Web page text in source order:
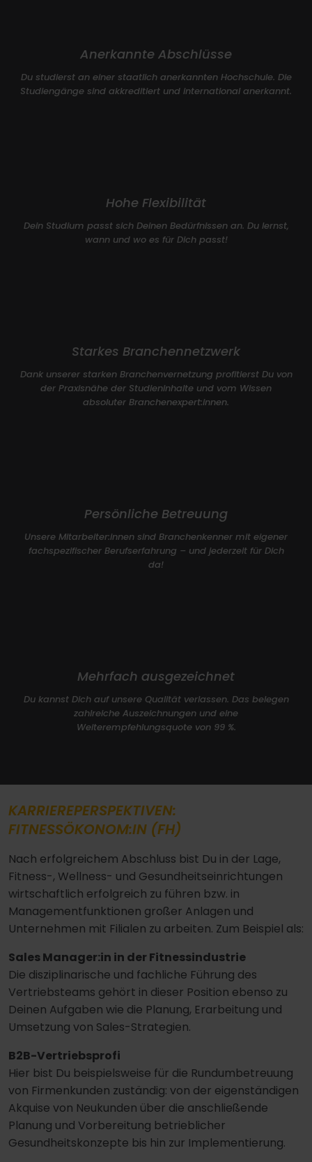
Anerkannte Abschlüsse
Du studierst an einer staatlich anerkannten Hochschule. Die
Studiengänge sind akkreditiert und international anerkannt.
Hohe Flexibilität
Dein Studium passt sich Deinen Bedürfnissen an. Du lernst,
wann und wo es für Dich passt!
Starkes Branchennetzwerk
Dank unserer starken Branchenvernetzung profitierst Du von
der Praxisnähe der Studieninhalte und vom Wissen
absoluter Branchenexpert:innen.
Persönliche Betreuung
Unsere Mitarbeiter:innen sind Branchenkenner mit eigener
fachspezifischer Berufserfahrung – und jederzeit für Dich
da!
Mehrfach ausgezeichnet
Du kannst Dich auf unsere Qualität verlassen. Das belegen
zahlreiche Auszeichnungen und eine
Weiterempfehlungsquote von 99 %.
KARRIEREPERSPEKTIVEN:
FITNESSÖKONOM:IN (FH)
Nach erfolgreichem Abschluss bist Du in der Lage,
Fitness-, Wellness- und Gesundheitseinrichtungen
wirtschaftlich erfolgreich zu führen bzw. in
Managementfunktionen großer Anlagen und
Unternehmen mit Filialen zu arbeiten. Zum Beispiel als:
Sales Manager:in in der Fitnessindustrie
Die disziplinarische und fachliche Führung des
Vertriebsteams gehört in dieser Position ebenso zu
Deinen Aufgaben wie die Planung, Erarbeitung und
Umsetzung von Sales-Strategien.
B2B-Vertriebsprofi
Hier bist Du beispielsweise für die Rundumbetreuung
von Firmenkunden zuständig: von der eigenständigen
Akquise von Neukunden über die anschließende
Planung und Vorbereitung betrieblicher
Gesundheitskonzepte bis hin zur Implementierung.